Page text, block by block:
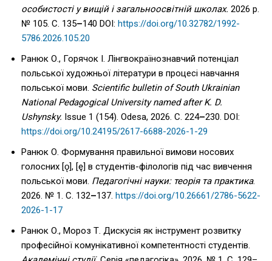
особистості у вищій і загальноосвітній школах. 2026 р.
№ 105. С. 135–140 DOI: https://doi.org/10.32782/1992-
5786.2026.105.20
Ранюк О., Горячок І. Лінгвокраїнознавчий потенціал
польської художньої літератури в процесі навчання
польської мови. Scientific bulletin of South Ukrainian
National Pedagogical University named after K. D.
Ushynsky. Issue 1 (154). Odesa, 2026. С. 224–230. DOI:
https://doi.org/10.24195/2617-6688-2026-1-29
Ранюк О. Формування правильної вимови носових
голосних [ǫ], [ę] в студентів-філологів під час вивчення
польської мови. Педагогічні науки: теорія та практика.
2026. № 1. С. 132–137. https://doi.org/10.26661/2786-5622-
2026-1-17
Ранюк О., Мороз Т. Дискусія як інструмент розвитку
професійної комунікативної компетентності студентів.